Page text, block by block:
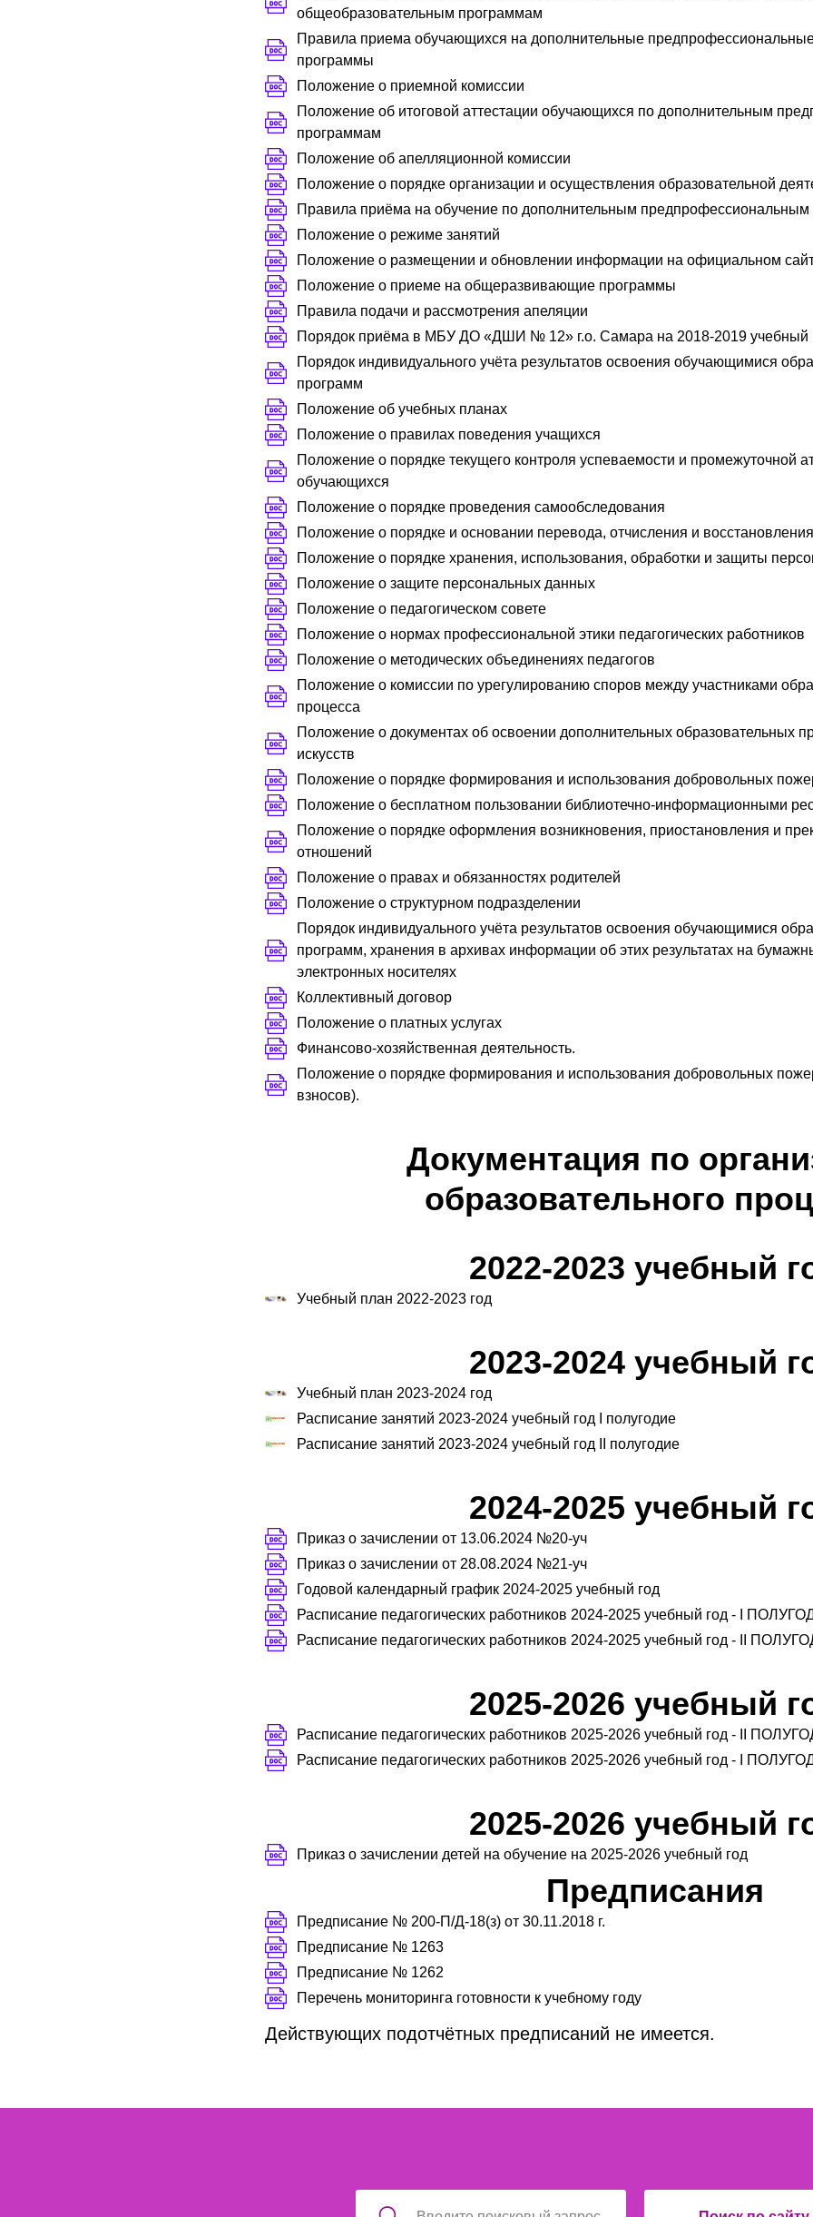
общеобразовательным программам
Правила приема обучающихся на дополнительные
программы
Положение о приемной комиссии
Положение об итоговой аттестации обучающихся по дополнительным
программам
Положение об апелляционной комиссии
Положение о порядке организации и осуществления образовательной
Правила приёма на обучение по дополнительным
Положение о режиме занятий
Положение о размещении и обновлении информации на официальном
Положение о приеме на общеразвивающие программы
Правила подачи и рассмотрения апеляции
Порядок приёма в МБУ ДО «ДШИ № 12» г.о. Самара на 2018-2019 учебный
Порядок индивидуального учёта результатов освоения обучающимися
программ
Положение об учебных планах
Положение о правилах поведения учащихся
Положение о порядке текущего контроля успеваемости и промежуточной
обучающихся
Положение о порядке проведения самообследования
Положение о порядке и основании перевода, отчисления и
Положение о порядке хранения, использования, обработки и защиты
Положение о защите персональных данных
Положение о педагогическом совете
Положение о нормах профессиональной этики педагогических работников
Положение о методических объединениях педагогов
Положение о комиссии по урегулированию споров между участниками
процесса
Положение о документах об освоении дополнительных образовательных
искусств
Положение о порядке формирования и использования добровольных
Положение о бесплатном пользовании библиотечно-информационными
Положение о порядке оформления возникновения, приостановления и
отношений
Положение о правах и обязанностях родителей
Положение о структурном подразделении
Порядок индивидуального учёта результатов освоения обучающимися
программ, хранения в архивах информации об этих результатах на
электронных носителях
Коллективный договор
Положение о платных услугах
Финансово-хозяйственная деятельность.
Положение о порядке формирования и использования добровольных
взносов).
Документация по
образовательного
2022-2023 учебный
Учебный план 2022-2023 год
2023-2024 учебный
Учебный план 2023-2024 год
Расписание занятий 2023-2024 учебный год I полугодие
Расписание занятий 2023-2024 учебный год II полугодие
2024-2025 учебный
Приказ о зачислении от 13.06.2024 №20-уч
Приказ о зачислении от 28.08.2024 №21-уч
Годовой календарный график 2024-2025 учебный год
Расписание педагогических работников 2024-2025 учебный год - I
Расписание педагогических работников 2024-2025 учебный год - II
2025-2026 учебный
Расписание педагогических работников 2025-2026 учебный год - II
Расписание педагогических работников 2025-2026 учебный год - I
2025-2026 учебный
Приказ о зачислении детей на обучение на 2025-2026 учебный год
Предписания
Предписание № 200-П/Д-18(з) от 30.11.2018 г.
Предписание № 1263
Предписание № 1262
Перечень мониторинга готовности к учебному году
Действующих подотчётных предписаний не имеется.